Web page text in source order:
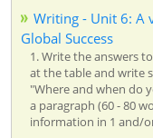
Writing - Unit 6: A
Global Success
1. Write the answers
at the table and write
"Where and when do
a paragraph (60 - 80
information in 1 and/